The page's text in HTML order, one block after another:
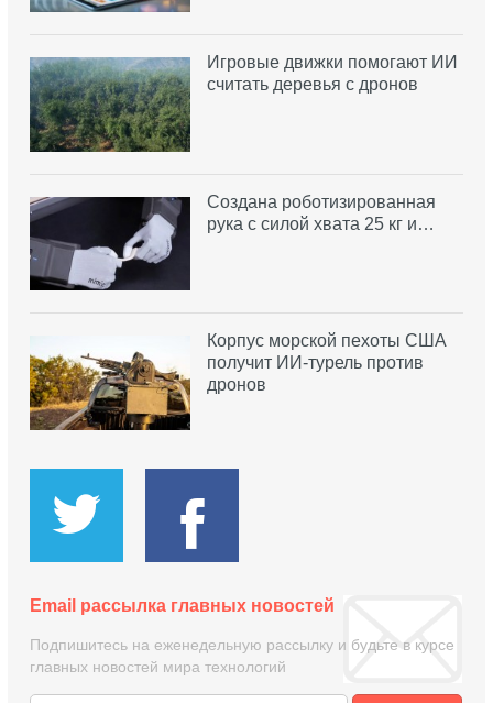
Игровые движки помогают ИИ
считать деревья с дронов
Создана роботизированная
рука с силой хвата 25 кг и…
Корпус морской пехоты США
получит ИИ-турель против
дронов
Email рассылка главных новостей
Подпишитесь на еженедельную рассылку и будьте в курсе
главных новостей мира технологий